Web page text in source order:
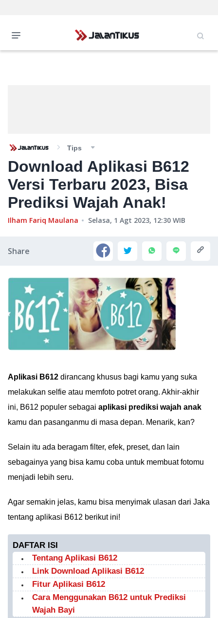
Tips
Download Aplikasi B612
Versi Terbaru 2023, Bisa
Prediksi Wajah Anak!
Ilham Fariq Maulana Selasa, 1 Agt 2023, 12:30 WIB
Share
Aplikasi B612 dirancang khusus bagi kamu yang suka
melakukan selfie atau memfoto potret orang. Akhir-akhir
ini, B612 populer sebagai aplikasi prediksi wajah anak
kamu dan pasanganmu di masa depan. Menarik, kan?
Selain itu ada beragam filter, efek, preset, dan lain
sebagainya yang bisa kamu coba untuk membuat fotomu
menjadi lebih seru.
Agar semakin jelas, kamu bisa menyimak ulasan dari Jaka
tentang aplikasi B612 berikut ini!
DAFTAR ISI
Tentang Aplikasi B612
Link Download Aplikasi B612
Fitur Aplikasi B612
Cara Menggunakan B612 untuk Prediksi
Wajah Bayi